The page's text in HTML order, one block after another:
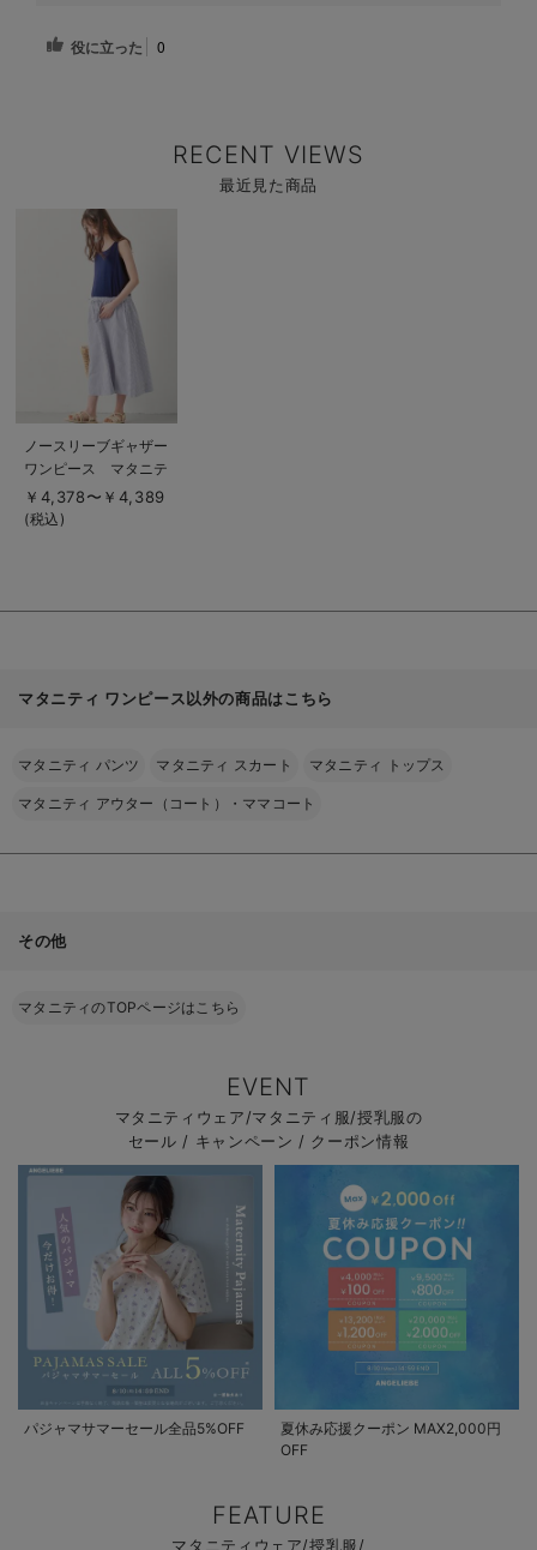
役に立った 0
RECENT VIEWS
最近見た商品
商
品
詳
細
を
見
ノースリーブギャザー
ワンピース マタニテ
ィ・授乳服【出産後も
長く使える】
￥4,378〜￥4,389
(税込)
マタニティ ワンピース以外の商品はこちら
マタニティ パンツ マタニティ スカート マタニティ トップス
マタニティ アウター（コート）・ママコート
その他
マタニティのTOPページはこちら
EVENT
マタニティウェア/マタニティ服/授乳服の
セール / キャンペーン / クーポン情報
パジャマサマーセール全品5%OFF
夏休み応援クーポン MAX2,000円
OFF
FEATURE
マタニティウェア/授乳服/